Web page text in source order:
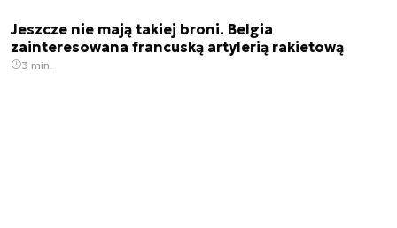
Jeszcze nie mają takiej broni. Belgia
zainteresowana francuską artylerią rakietową
3 min.